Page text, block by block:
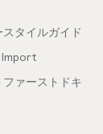
タイルガイド
ァーストドキ